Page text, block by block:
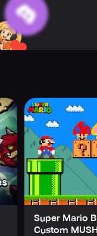
mushroom
Super Mario
Custom